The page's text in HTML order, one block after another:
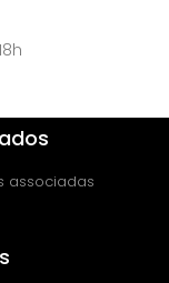
associadas